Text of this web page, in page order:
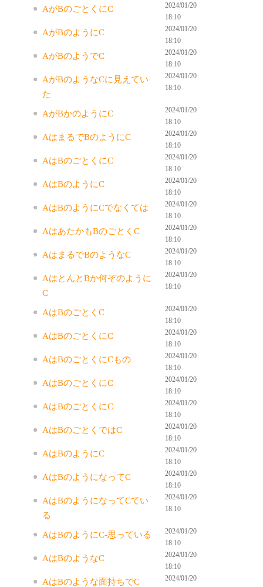
AがBのごとくにC
2024/01/20
18:10
AがBのようにC
2024/01/20
18:10
AがBのようでC
2024/01/20
18:10
AがBのようなCに見えてい
た
2024/01/20
18:10
AがBかのようにC
2024/01/20
18:10
AはまるでBのようにC
2024/01/20
18:10
AはBのごとくにC
2024/01/20
18:10
AはBのようにC
2024/01/20
18:10
AはBのようにCでなくては
2024/01/20
18:10
AはあたかもBのごとくC
2024/01/20
18:10
AはまるでBのようなC
2024/01/20
18:10
AはとんとBか何ぞのように
C
2024/01/20
18:10
AはBのごとくC
2024/01/20
18:10
AはBのごとくにC
2024/01/20
18:10
AはBのごとくにCもの
2024/01/20
18:10
AはBのごとくにC
2024/01/20
18:10
AはBのごとくにC
2024/01/20
18:10
AはBのごとくではC
2024/01/20
18:10
AはBのようにC
2024/01/20
18:10
AはBのようになってC
2024/01/20
18:10
AはBのようになってCてい
る
2024/01/20
18:10
AはBのようにC-思っている
2024/01/20
18:10
AはBのようなC
2024/01/20
18:10
AはBのような面持ちでC
2024/01/20